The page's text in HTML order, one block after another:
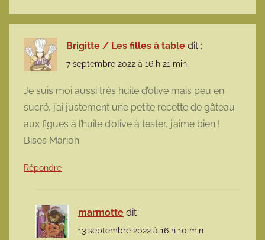
Brigitte / Les filles à table dit :
7 septembre 2022 à 16 h 21 min
Je suis moi aussi très huile d’olive mais peu en
sucré, j’ai justement une petite recette de gâteau
aux figues à l’huile d’olive à tester, j’aime bien !
Bises Marion
Répondre
marmotte dit :
13 septembre 2022 à 16 h 10 min